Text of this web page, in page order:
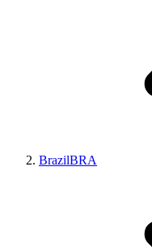
BrazilBRA